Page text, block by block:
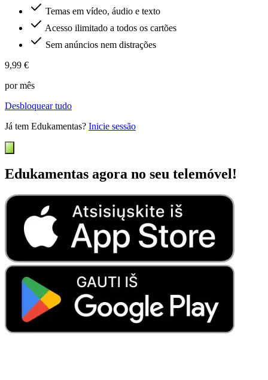
Temas em vídeo, áudio e texto
Acesso ilimitado a todos os cartões
Sem anúncios nem distrações
9,99 €
por mês
Desbloquear tudo
Já tem Edukamentas? Inicie sessão
Edukamentas agora no seu telemóvel!